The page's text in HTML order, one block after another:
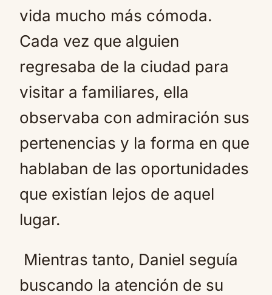
vida mucho más cómoda.
Cada vez que alguien
regresaba de la ciudad para
visitar a familiares, ella
observaba con admiración sus
pertenencias y la forma en que
hablaban de las oportunidades
que existían lejos de aquel
lugar.
Mientras tanto, Daniel seguía
buscando la atención de su